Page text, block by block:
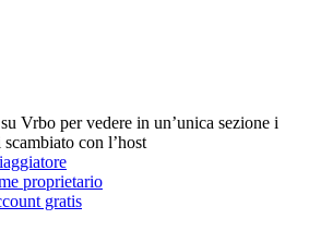
Vrbo per vedere in un’unica sezione i
con l’host
proprietario
gratis